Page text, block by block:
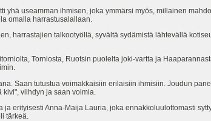
yhä useamman ihmisen, joka ymmärsi myös, millainen
omalla harrastusalallaan.
harrastajien talkootyöllä, syvältä sydämistä lähtevällä
Torniosta, Ruotsin puolelta joki-vartta ja
Saan tutustua voimakkaisiin erilaisiin ihmisiin. Joudun
viihdyn ja saan voimia.
ja erityisesti Anna-Maija Lauria, joka ennakkoluulottomasti
tärkeä.